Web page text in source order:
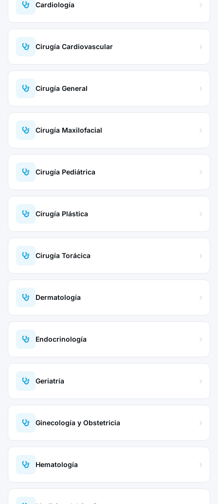
Cardiología
Cirugía Cardiovascular
Cirugía General
Cirugía Maxilofacial
Cirugía Pediátrica
Cirugía Plástica
Cirugía Torácica
Dermatología
Endocrinología
Geriatría
Ginecología y Obstetricia
Hematología